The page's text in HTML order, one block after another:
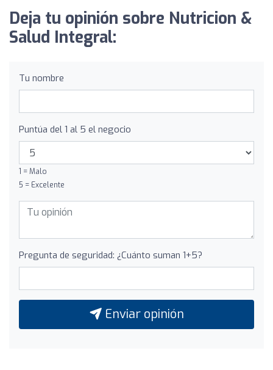
Deja tu opinión sobre Nutricion &
Salud Integral:
Tu nombre
Puntúa del 1 al 5 el negocio
1 = Malo
5 = Excelente
Pregunta de seguridad: ¿Cuánto suman 1+5?
Enviar opinión